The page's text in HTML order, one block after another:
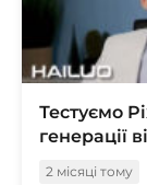
Тестуємо
генерації
2 місяці тому